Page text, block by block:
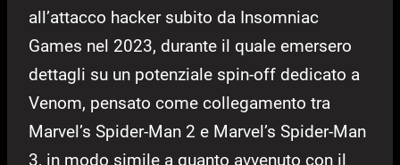
all’attacco hacker subito da Insomniac
Games nel 2023, durante il quale emersero
dettagli su un potenziale spin-off dedicato a
Venom, pensato come collegamento tra
Marvel’s Spider-Man 2 e Marvel’s Spider-Man
3, in modo simile a quanto avvenuto con il